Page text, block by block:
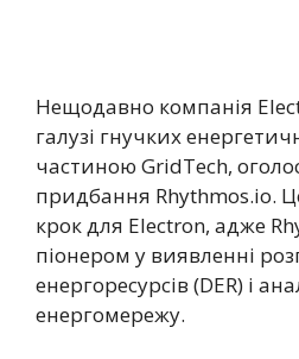
Нещодавно компанія
галузі гнучких
частиною GridTech,
придбання Rhythmos.io.
крок для Electron, адже
піонером у виявленні
енергоресурсів (DER) і
енергомережу.